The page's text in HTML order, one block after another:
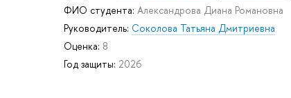
ФИО студента: Александрова Диана Романовна
Руководитель: Соколова Татьяна Дмитриевна
Оценка: 8
Год защиты: 2026